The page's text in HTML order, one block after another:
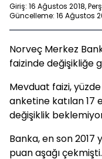
Giriş: 16 Ağustos 2018,
Güncelleme: 16 Ağustos
Norveç Merkez
faizinde değişikliğe
Mevduat faizi,
anketine katılan 17
değişiklik
Banka, en son 2017
puan aşağı çekmişti.